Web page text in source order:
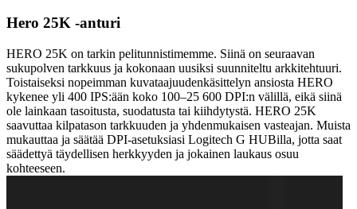
Hero 25K -anturi
HERO 25K on tarkin pelitunnistimemme. Siinä on seuraavan
sukupolven tarkkuus ja kokonaan uusiksi suunniteltu arkkitehtuuri.
Toistaiseksi nopeimman kuvataajuudenkäsittelyn ansiosta HERO
kykenee yli 400 IPS:ään koko 100–25 600 DPI:n välillä, eikä siinä
ole lainkaan tasoitusta, suodatusta tai kiihdytystä. HERO 25K
saavuttaa kilpatason tarkkuuden ja yhdenmukaisen vasteajan. Muista
mukauttaa ja säätää DPI-asetuksiasi Logitech G HUBilla, jotta saat
säädettyä täydellisen herkkyyden ja jokainen laukaus osuu
kohteeseen.